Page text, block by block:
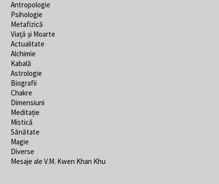
Antropologie
Psihologie
Metafizică
Viață și Moarte
Actualitate
Alchimie
Kabală
Astrologie
Biografii
Chakre
Dimensiuni
Meditație
Mistică
Sănătate
Magie
Diverse
Mesaje ale V.M. Kwen Khan Khu